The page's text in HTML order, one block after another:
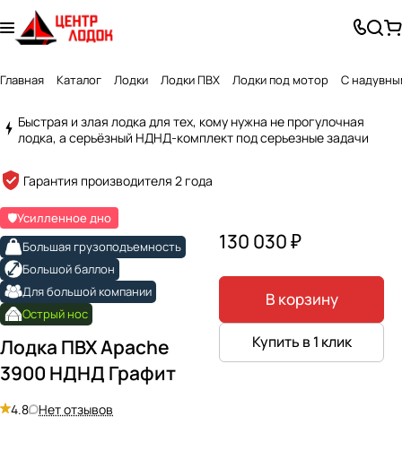
Главная Каталог Лодки Лодки ПВХ Лодки под мотор С
Created by Alex Turner
from the Noun Project
Быстрая и злая лодка для тех, кому нужна не прогулочная
лодка, а серьёзный НДНД-комплект под серьезные задачи
Гарантия производителя 2 года
🛡️Усилленное дно
Большая грузоподъемность
Большой баллон
Для большой компании
Острый нос
Лодка ПВХ Apache
3900 НДНД Графит
4.8 Нет отзывов
130 030 ₽
В корзину
Купить в 1 клик